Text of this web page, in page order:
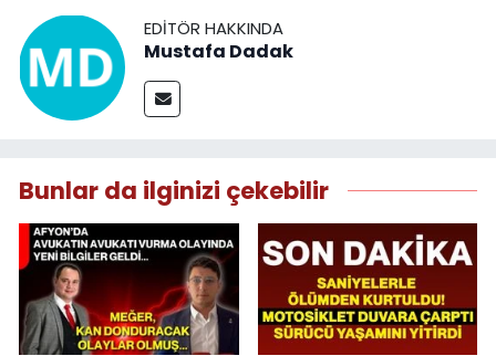
EDITÖR HAKKINDA
Mustafa Dadak
Bunlar da ilginizi çekebilir